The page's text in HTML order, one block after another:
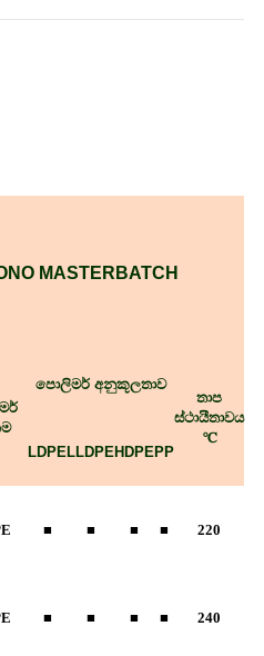
MASTERBATCH
පොලිමර් අනුකූලතාව
තාප
ස්ථායීතාවය
℃
LDPELLDPEHDPEPP
■ ■ ■ ■ 220
■ ■ ■ ■ 240